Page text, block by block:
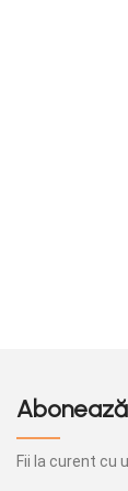
Fii la curent cu